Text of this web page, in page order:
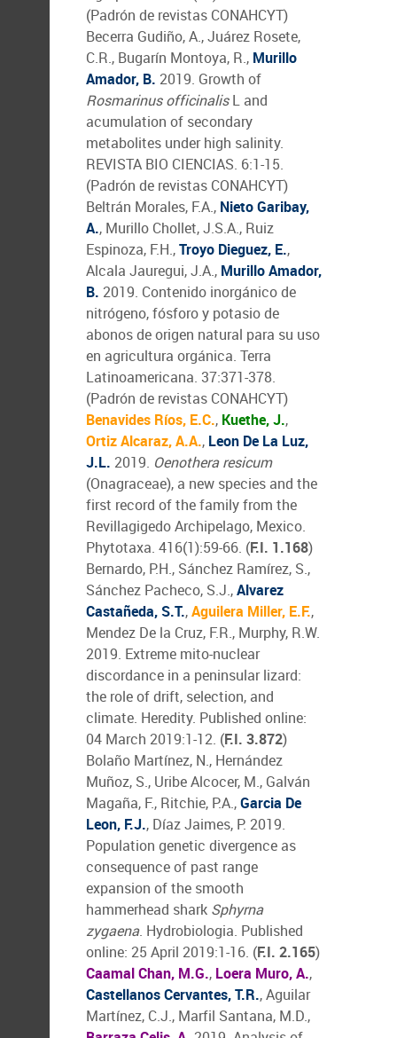
(Padrón de revistas CONAHCYT)
Becerra Gudiño, A., Juárez Rosete,
C.R., Bugarín Montoya, R., Murillo
Amador, B. 2019. Growth of
Rosmarinus officinalisL and
acumulation of secondary
metabolites under high salinity.
REVISTA BIO CIENCIAS. 6:1-15.
(Padrón de revistas CONAHCYT)
Beltrán Morales, F.A., Nieto Garibay,
A., Murillo Chollet, J.S.A., Ruiz
Espinoza, F.H.,Troyo Dieguez, E.,
Alcala Jauregui, J.A., Murillo Amador,
B. 2019. Contenido inorgánico de
nitrógeno, fósforo y potasio de
abonos de origen natural para su uso
en agricultura orgánica. Terra
Latinoamericana. 37:371-378.
(Padrón de revistas CONAHCYT)
Benavides Ríos, E.C., Kuethe, J.,
Ortiz Alcaraz, A.A., Leon De La Luz,
J.L. 2019. Oenothera resicum
(Onagraceae), a new species and the
first record of the family from the
Revillagigedo Archipelago, Mexico.
Phytotaxa. 416(1):59-66. (F.I. 1.168)
Bernardo, P.H., Sánchez Ramírez, S.,
Sánchez Pacheco, S.J.,Alvarez
Castañeda, S.T.,Aguilera Miller, E.F.,
Mendez De la Cruz, F.R., Murphy, R.W.
2019. Extreme mito-nuclear
discordance in a peninsular lizard:
the role of drift, selection, and
climate. Heredity. Published online:
04 March 2019:1-12. (F.I. 3.872)
Bolaño Martínez, N., Hernández
Muñoz, S., Uribe Alcocer, M., Galván
Magaña, F., Ritchie, P.A.,Garcia De
Leon, F.J., Díaz Jaimes, P. 2019.
Population genetic divergence as
consequence of past range
expansion of the smooth
hammerhead shark Sphyrna
zygaena. Hydrobiologia. Published
online: 25 April 2019:1-16. (F.I. 2.165)
Caamal Chan, M.G., Loera Muro, A.,
Castellanos Cervantes, T.R., Aguilar
Martínez, C.J., Marfil Santana, M.D.,